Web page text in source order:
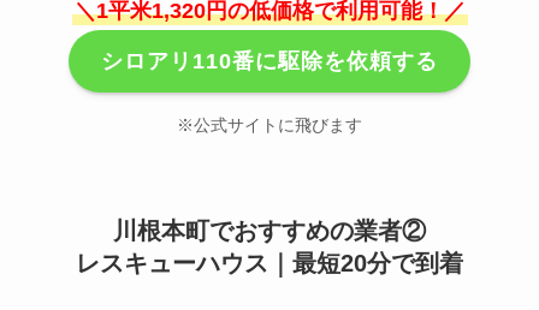
＼1平米1,320円の低価格で利用可能！／
シロアリ110番に駆除を依頼する
※公式サイトに飛びます
川根本町でおすすめの業者②
レスキューハウス｜最短20分で到着